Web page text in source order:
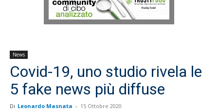
Salvagente
News
Covid-19, uno studio rivela le
5 fake news più diffuse
Di Leonardo Masnata - 15 Ottobre 2020